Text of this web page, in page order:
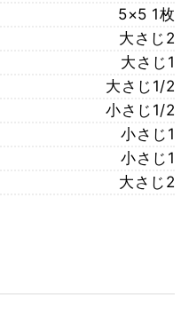
5×5 1枚
大さじ2
大さじ1
大さじ1/2
小さじ1/2
小さじ1
小さじ1
大さじ2